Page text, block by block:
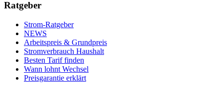
Ratgeber
Strom-Ratgeber
NEWS
Arbeitspreis & Grundpreis
Stromverbrauch Haushalt
Besten Tarif finden
Wann lohnt Wechsel
Preisgarantie erklärt